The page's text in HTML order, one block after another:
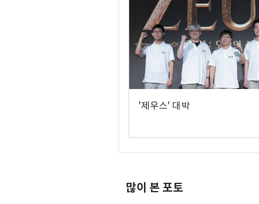
'제우스' 대박
많이 본 포토